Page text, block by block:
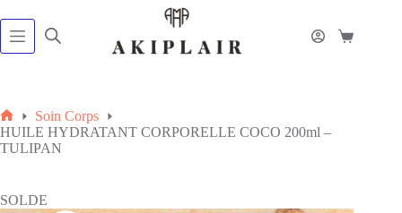
au
contenu
Panier
Accueil
Soin Corps
HUILE HYDRATANT CORPORELLE COCO 200ml –
TULIPAN
SOLDE